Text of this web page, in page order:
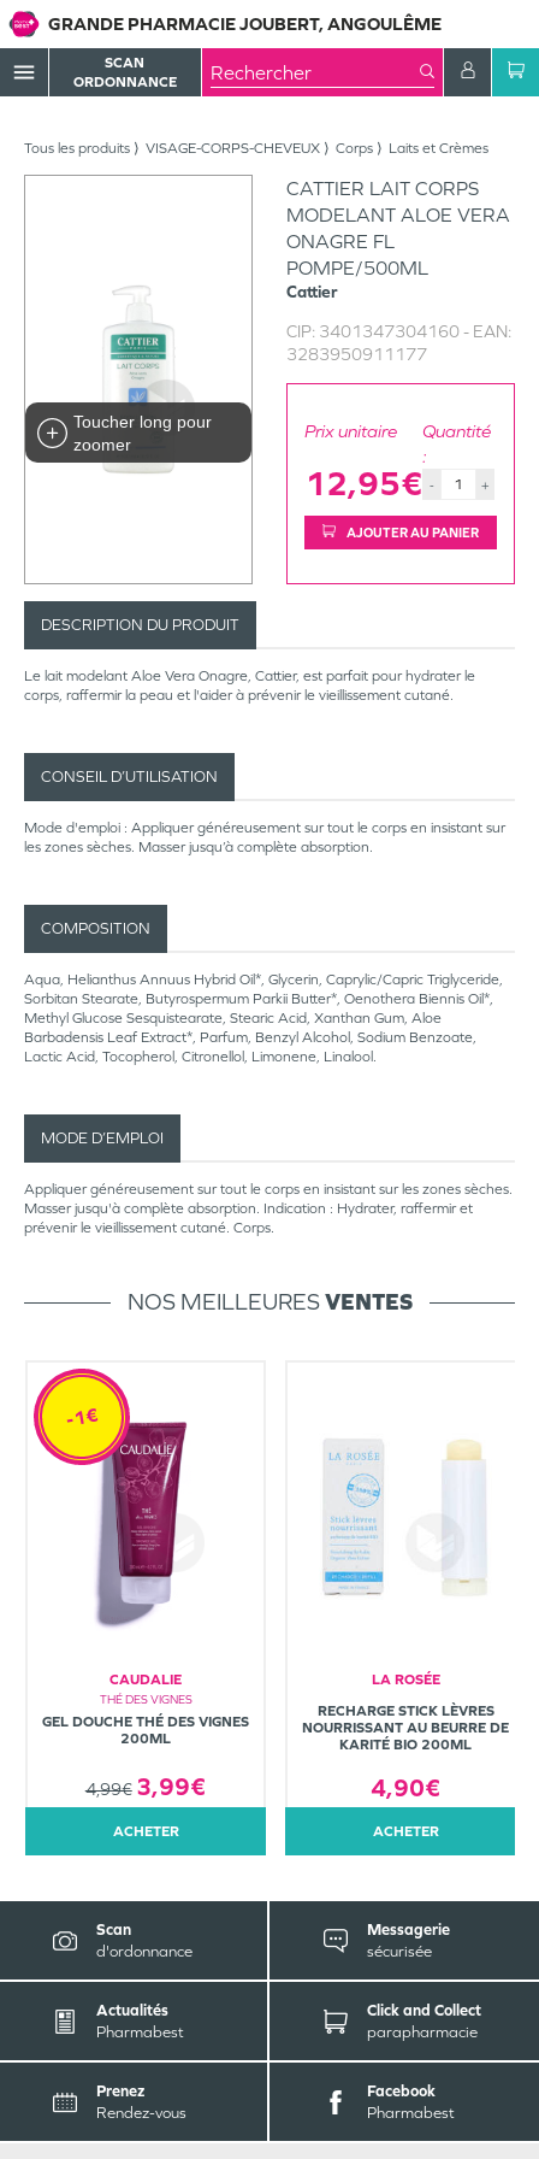
GRANDE PHARMACIE JOUBERT, ANGOULÊME
menu
SCAN
ORDONNANCE
Tous les produits VISAGE-CORPS-CHEVEUX Corps Laits et Crèmes
Toucher long pour
zoomer
CATTIER LAIT CORPS
MODELANT ALOE VERA
ONAGRE FL
POMPE/500ML
Cattier
CIP: 3401347304160- EAN:
3283950911177
Prix unitaire
12,95€
Quantité
:
- +
AJOUTER AU PANIER
DESCRIPTION DU PRODUIT
Le lait modelant Aloe Vera Onagre, Cattier, est parfait pour hydrater le
corps, raffermir la peau et l'aider à prévenir le vieillissement cutané.
CONSEIL D’UTILISATION
Mode d'emploi : Appliquer généreusement sur tout le corps en insistant sur
les zones sèches. Masser jusqu’à complète absorption.
COMPOSITION
Aqua, Helianthus Annuus Hybrid Oil*, Glycerin, Caprylic/Capric Triglyceride,
Sorbitan Stearate, Butyrospermum Parkii Butter*, Oenothera Biennis Oil*,
Methyl Glucose Sesquistearate, Stearic Acid, Xanthan Gum, Aloe
Barbadensis Leaf Extract*, Parfum, Benzyl Alcohol, Sodium Benzoate,
Lactic Acid, Tocopherol, Citronellol, Limonene, Linalool.
MODE D’EMPLOI
Appliquer généreusement sur tout le corps en insistant sur les zones sèches.
Masser jusqu'à complète absorption. Indication : Hydrater, raffermir et
prévenir le vieillissement cutané. Corps.
NOS MEILLEURESVENTES
CAUDALIE
THÉ DES VIGNES
GEL DOUCHE THÉ DES VIGNES
200ML
4,99€ 3,99€
-1€
ACHETER
LA ROSÉE
RECHARGE STICK LÈVRES
NOURRISSANT AU BEURRE DE
KARITÉ BIO 200ML
4,90€
ACHETER
Scan
d'ordonnance
Messagerie
sécurisée
Actualités
Pharmabest
Click and Collect
parapharmacie
Prenez
Rendez-vous
Facebook
Pharmabest